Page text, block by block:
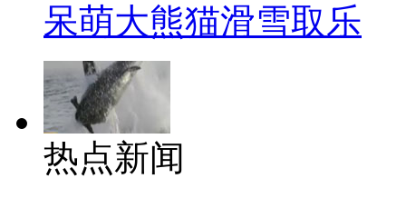
呆萌大熊猫滑雪取乐
热点新闻